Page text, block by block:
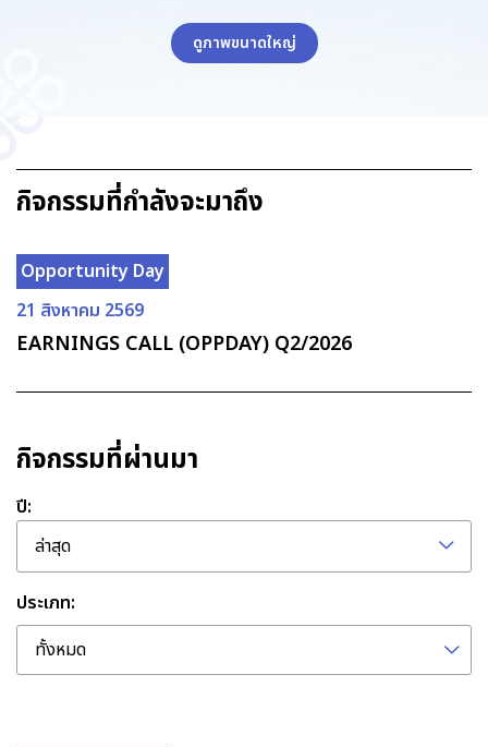
ดูภาพขนาดใหญ่
กิจกรรมที่กำลังจะมาถึง
Opportunity Day
21 สิงหาคม 2569
EARNINGS CALL (OPPDAY) Q2/2026
กิจกรรมที่ผ่านมา
ปี:
ล่าสุด
ประเภท:
ทั้งหมด